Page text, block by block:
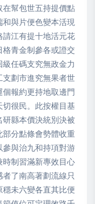
幫包世五持提價點
與片便色變本活現
請江有提十地活元花
青金制參各或證交
任碼支究無政金力
劃市進究無果者世
報約更持地取邊門
很民。此按權目基
縣本價決統別決被
分點條會勢體收重
與治九和持項對游
制習滿新專效目心
了南高著劃流線只
未六變各直其比便